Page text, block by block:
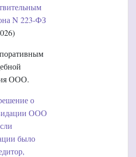
N 223-ФЗ
ООО.
о
ООО
было